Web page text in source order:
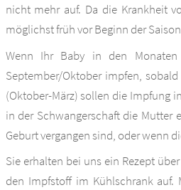
nicht mehr auf. Da die Krankheit
möglichst früh vor Beginn der
Wenn Ihr Baby in den
September/Oktober impfen,
(Oktober-März) sollen die Impfung
in der Schwangerschaft die Mutter
Geburt vergangen sind, oder wenn
Sie erhalten bei uns ein Rezept
den Impfstoff im Kühlschrank